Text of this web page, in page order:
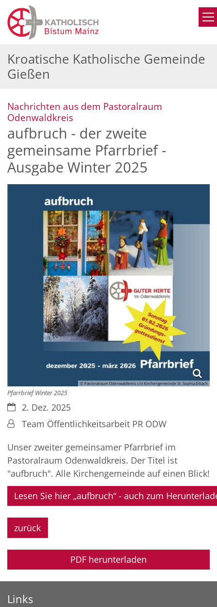
Zum Inhalt springen
Kroatische Katholische Gemeinde
Gießen
Nachrichten aus dem Pastoralraum
Odenwaldkreis:
aufbruch - der zweite
gemeinsame Pfarrbrief -
Ausgabe Winter 2025
© Pastoralraum Odenwaldkreis c/o Kirchengemeinde St. Sophia Erbach
Pfarrbrief Winter 2025
Datum:2. Dez. 2025
Von:Team Öffentlichkeitsarbeit PR ODW
Unser zweiter gemeinsamer Pfarrbrief im
Pastoralraum Odenwaldkreis. Der Titel ist
"aufbruch". Alle Kirchengemeinde auf einen Blick!
Lesen Sie hier „aufbruch“ - auch zum
zurück
PDF herunterladen
Links